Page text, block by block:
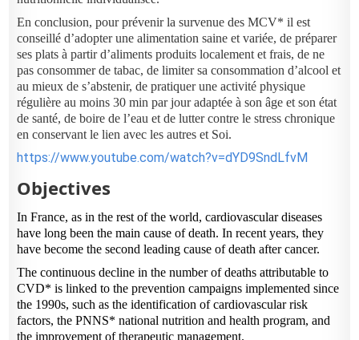
En conclusion, pour prévenir la survenue des MCV* il est
conseillé d’adopter une alimentation saine et variée, de préparer
ses plats à partir d’aliments produits localement et frais, de ne
pas consommer de tabac, de limiter sa consommation d’alcool et
au mieux de s’abstenir, de pratiquer une activité physique
régulière au moins 30 min par jour adaptée à son âge et son état
de santé, de boire de l’eau et de lutter contre le stress chronique
en conservant le lien avec les autres et Soi.
https://www.youtube.com/watch?v=dYD9SndLfvM
Objectives
In France, as in the rest of the world, cardiovascular diseases
have long been the main cause of death. In recent years, they
have become the second leading cause of death after cancer.
The continuous decline in the number of deaths attributable to
CVD* is linked to the prevention campaigns implemented since
the 1990s, such as the identification of cardiovascular risk
factors, the PNNS* national nutrition and health program, and
the improvement of therapeutic management.